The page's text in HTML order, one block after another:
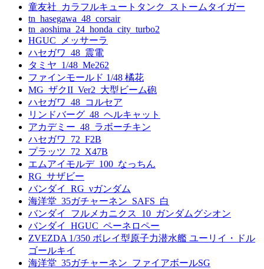
童友社_カラフルキュートタンク_ストームタイガー
tn_hasegawa_48_corsair
tn_aoshima_24_honda_city_turbo2
HGUC_メッサーラ
ハセガワ_48_震電
タミヤ_1/48_Me262
ファインモールド 1/48 橘花
MG_ザクII_Ver2_大型ビーム砲
ハセガワ_48_コルセア
リンドバーグ_48_ヘルキャット
アカデミー_48_ラボーチキン
ハセガワ_72_F2B
プラッツ_72_X47B
エムアイモルデ_100_なっちん
RG_サザビー
バンダイ_RG_νガンダム
海洋堂_35ガチャーネン_SAFS_白
バンダイ_フルメカニクス_10_ガンダムグシオン
バンダイ_HGUC_ペーネロペー
ZVEZDA 1/350 ボレイ型原子力潜水艦 ユーリイ・ドル
ゴールキイ
海洋堂_35ガチャーネン_ファイアボールSG